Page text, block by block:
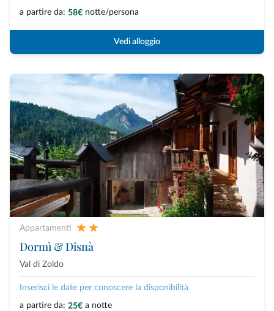
a partire da: 58€ notte/persona
Vedi alloggio
Appartamenti
Dormì & Disnà
Val di Zoldo
Inserisci le date per conoscere la disponibilità
a partire da: 25€ a notte